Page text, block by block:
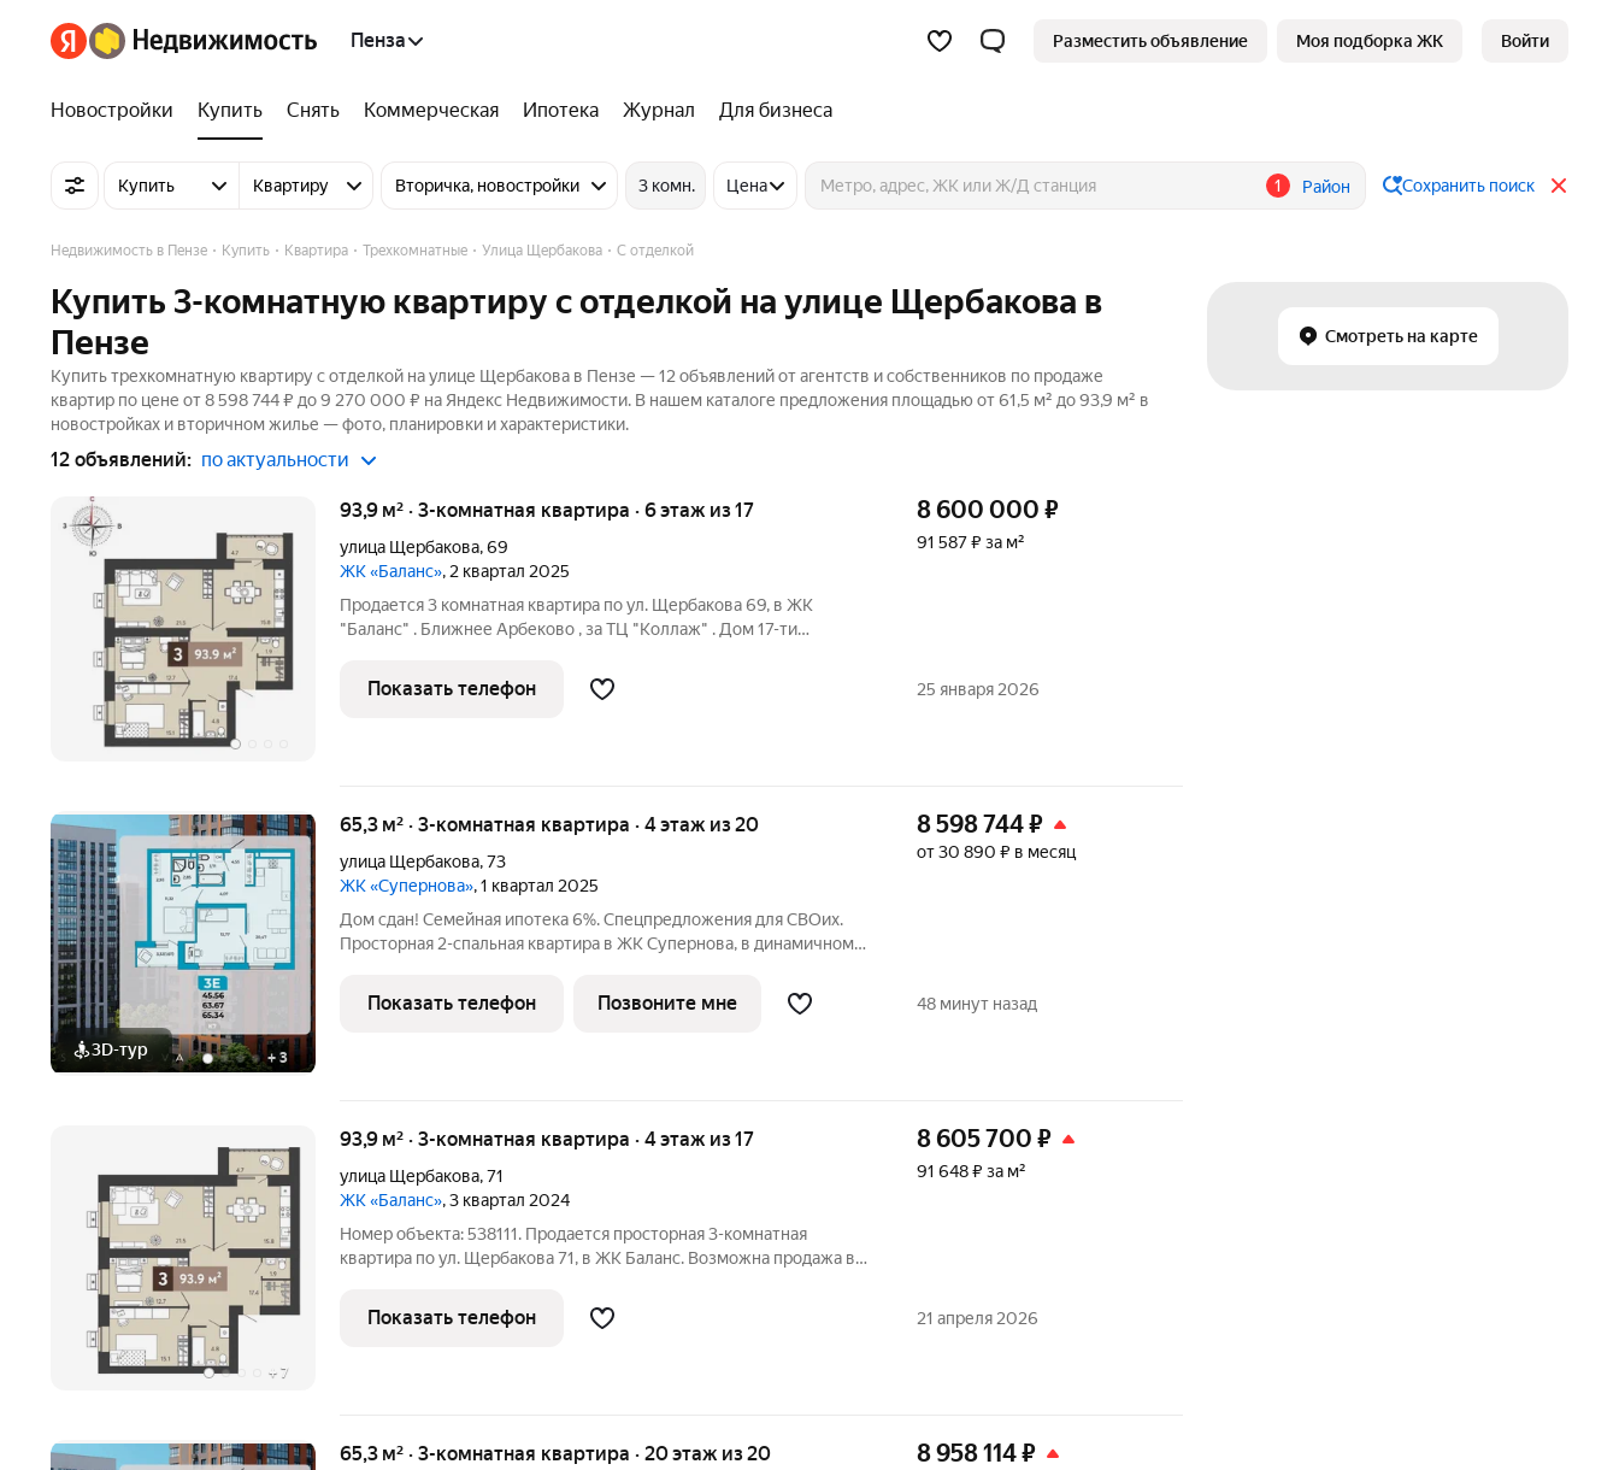
Пенза Разместить объявление Моя подборка ЖК Войти
Новостройки Купить Снять Коммерческая Ипотека Журнал Для бизнеса
Купить Квартиру Вторичка, новостройки 3 комн. Цена 1 Район Сохранить поиск
Смотреть на карте
Недвижимость в Пензе Купить Квартира Трехкомнатные Улица Щербакова С отделкой
Купить 3-комнатную квартиру с отделкой на улице Щербакова в
Пензе
Купить трехкомнатную квартиру с отделкой на улице Щербакова в Пензе — 12 объявлений от агентств и собственников по продаже
квартир по цене от 8 598 744 ₽ до 9 270 000 ₽ на Яндекс Недвижимости. В нашем каталоге предложения площадью от 61,5 м² до 93,9 м² в
новостройках и вторичном жилье — фото, планировки и характеристики.
12 объявлений: по актуальности
93,9 м² · 3-комнатная квартира · 6 этаж из 17
улица Щербакова,69
ЖК «Баланс», 2 квартал 2025
Продается 3 комнатная квартира по ул. Щербакова 69, в ЖК
"Баланс" . Ближнее Арбеково , за ТЦ "Коллаж" . Дом 17-ти
3 комнатная квартира : Общая площадь 93,9 м2 . Жилая площадь
49,3 м2 .
8 600 000 ₽
91 587 ₽ за м²
Показать телефон 25 января 2026
3D-тур + 3
65,3 м² · 3-комнатная квартира · 4 этаж из 20
улица Щербакова,73
ЖК «Супернова», 1 квартал 2025
Дом сдан! Семейная ипотека 6%. Спецпредложения для СВОих.
Просторная 2-спальная квартира в ЖК Супернова, в динамичном
счастливой семейной жизни: Две отдельные спальни: для
родителей и
8 598 744₽
от 30 890 ₽ в месяц
Показать телефон Позвоните мне 48 минут назад
+ 7
93,9 м² · 3-комнатная квартира · 4 этаж из 17
улица Щербакова,71
ЖК «Баланс», 3 квартал 2024
Номер объекта: 538111. Продается просторная 3-комнатная
квартира по ул. Щербакова 71, в ЖК Баланс. Возможна продажа в
(88.9 кв.м. без учета лоджии). В квартире 3 раздельные комнаты
(21.5,
8 605 700 ₽
91 648 ₽ за м²
Показать телефон 21 апреля 2026
65,3 м² · 3-комнатная квартира · 20 этаж из 20 8 958 114₽